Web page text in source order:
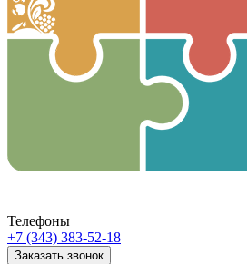
Телефоны
+7 (343) 383-52-18
Заказать звонок